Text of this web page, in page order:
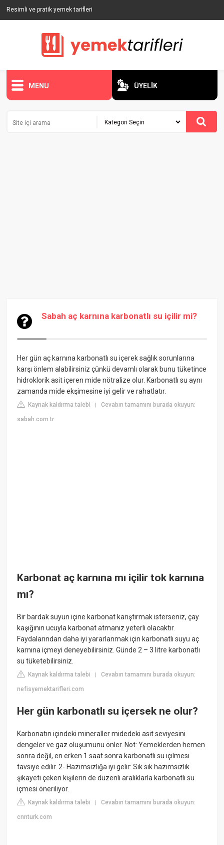
Resimli ve pratik yemek tarifleri
MENU ÜYELİK
Sabah aç karnına karbonatlı su içilir mi?
Her gün aç karnına karbonatlı su içerek sağlık sorunlarına
karşı önlem alabilirsiniz çünkü devamlı olarak bunu tüketince
hidroklorik asit içeren mide nötralize olur. Karbonatlı su aynı
zamanda mide ekşimesine iyi gelir ve rahatlatır.
Kaynak kaldırma talebi |Cevabın tamamını burada okuyun:
sabah.com.tr
Karbonat aç karnına mı içilir tok karnına
mı?
Bir bardak suyun içine karbonat karıştırmak isterseniz, çay
kaşığının ucuyla karbonat atmanız yeterli olacaktır.
Faydalarından daha iyi yararlanmak için karbonatlı suyu aç
karnına içmeyi deneyebilirsiniz. Günde 2 – 3 litre karbonatlı
su tüketebilirsiniz.
Kaynak kaldırma talebi |Cevabın tamamını burada okuyun:
nefisyemektarifleri.com
Her gün karbonatlı su içersek ne olur?
Karbonatın içindeki mineraller midedeki asit seviyesini
dengeler ve gaz oluşumunu önler. Not: Yemeklerden hemen
sonra değil, en erken 1 saat sonra karbonatlı su içilmesi
tavsiye edilir. 2- Hazımsızlığa iyi gelir: Sık sık hazımsızlık
şikayeti çeken kişilerin de düzenli aralıklarla karbonatlı su
içmesi öneriliyor.
Kaynak kaldırma talebi |Cevabın tamamını burada okuyun:
cnnturk.com